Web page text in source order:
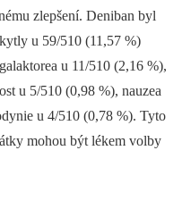
zlepšení. Deniban byl
u 59/510 (11,57 %)
u 11/510 (2,16 %),
u 5/510 (0,98 %), nauzea
u 4/510 (0,78 %). Tyto
mohou být lékem volby